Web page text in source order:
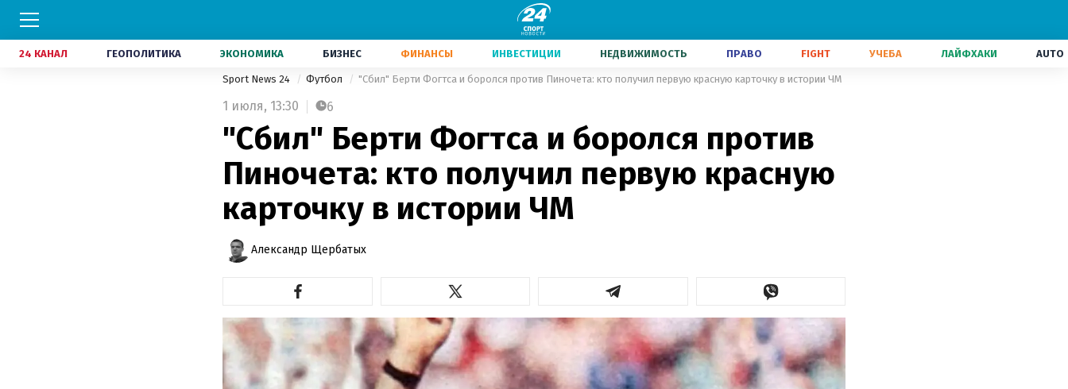
24 КАНАЛ ГЕОПОЛИТИКА ЭКОНОМИКА БИЗНЕС ФИНАНСЫ ИНВЕСТИЦИИ НЕДВИЖИМОСТЬ ПРАВО FIGHT УЧЕБА ЛАЙФХАКИ AUTO
Sport News 24 Футбол "Сбил" Берти Фогтса и боролся против Пиночета: кто получил первую красную карточку в истории ЧМ
1 июля, 13:30 6
"Сбил" Берти Фогтса и боролся против
Пиночета: кто получил первую красную
карточку в истории ЧМ
Александр Щербатых